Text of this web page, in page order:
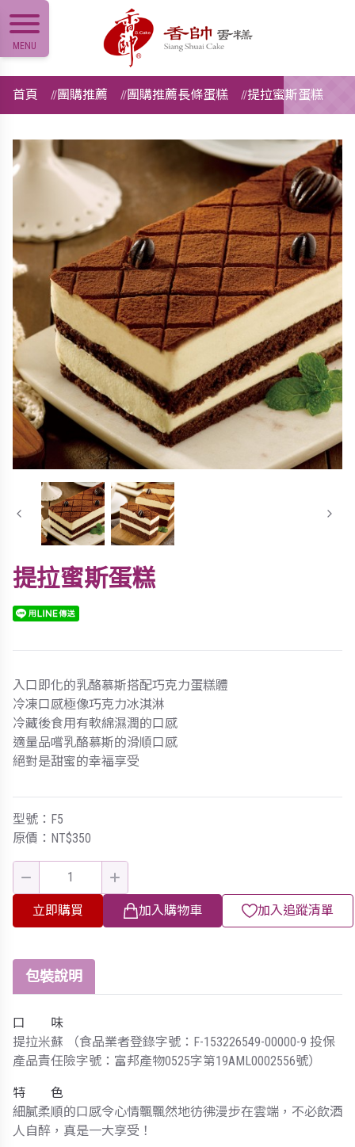
MENU
首頁 團購推薦 團購推薦長條蛋糕 提拉蜜斯蛋糕
提拉蜜斯蛋糕
入口即化的乳酪慕斯搭配巧克力蛋糕體
冷凍口感極像巧克力冰淇淋
冷藏後食用有軟綿濕潤的口感
適量品嚐乳酪慕斯的滑順口感
絕對是甜蜜的幸福享受
型號：F5
原價：NT$350
立即購買 加入購物車 加入追蹤清單
包裝說明
口 味
提拉米蘇 （食品業者登錄字號：F-153226549-00000-9 投保
產品責任險字號：富邦產物0525字第19AML0002556號）
特 色
細膩柔順的口感令心情飄飄然地彷彿漫步在雲端，不必飲酒
人自醉，真是一大享受！